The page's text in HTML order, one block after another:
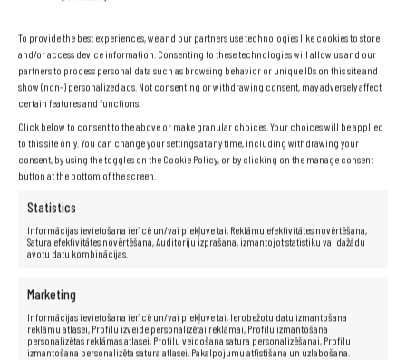
To provide the best experiences, we and our partners use technologies like cookies to store
and/or access device information. Consenting to these technologies will allow us and our
partners to process personal data such as browsing behavior or unique IDs on this site and
show (non-) personalized ads. Not consenting or withdrawing consent, may adversely affect
certain features and functions.
Click below to consent to the above or make granular choices. Your choices will be applied
to this site only. You can change your settings at any time, including withdrawing your
consent, by using the toggles on the Cookie Policy, or by clicking on the manage consent
button at the bottom of the screen.
Statistics
Informācijas ievietošana ierīcē un/vai piekļuve tai, Reklāmu efektivitātes novērtēšana,
Satura efektivitātes novērtēšana, Auditoriju izprašana, izmantojot statistiku vai dažādu
avotu datu kombinācijas.
Marketing
Informācijas ievietošana ierīcē un/vai piekļuve tai, Ierobežotu datu izmantošana
reklāmu atlasei, Profilu izveide personalizētai reklāmai, Profilu izmantošana
personalizētas reklāmas atlasei, Profilu veidošana satura personalizēšanai, Profilu
izmantošana personalizēta satura atlasei, Pakalpojumu attīstīšana un uzlabošana.
PRODUKTU KATEGORIJAS
Klēpjdators (218)
Mājas datori (94)
Klēpjdatora strāvas adapteri